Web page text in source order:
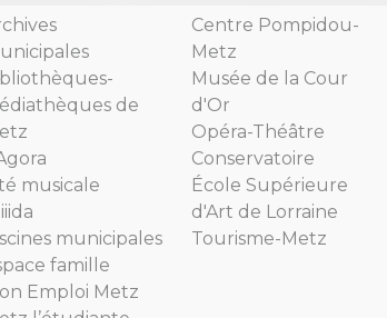
de
musicale
municipales
famille
Emploi Metz
Centre Pompidou-
Metz
Musée de la Cour
d'Or
Opéra-Théâtre
Conservatoire
École Supérieure
d'Art de Lorraine
Tourisme-Metz